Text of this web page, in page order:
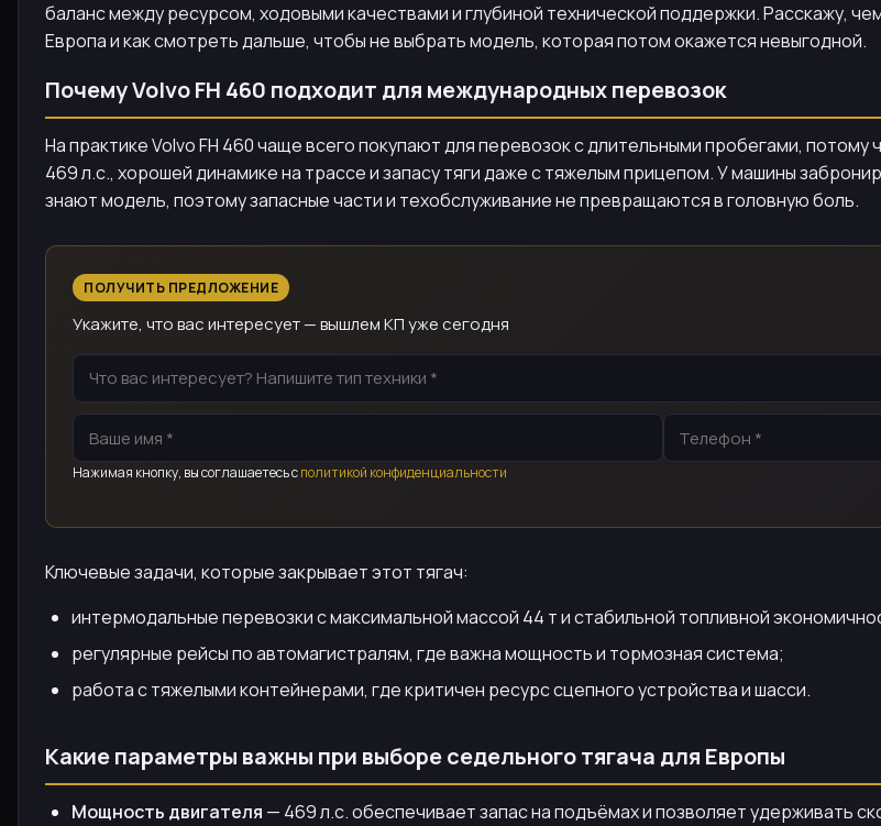
баланс между ресурсом, ходовыми качествами и глубиной технической поддержки. Расскажу,
Европа и как смотреть дальше, чтобы не выбрать модель, которая потом окажется невыгодной.
Почему Volvo FH 460 подходит для международных перевозок
На практике Volvo FH 460 чаще всего покупают для перевозок с длительными пробегами,
469 л.с., хорошей динамике на трассе и запасу тяги даже с тяжелым прицепом. У машины
знают модель, поэтому запасные части и техобслуживание не превращаются в головную боль.
ПОЛУЧИТЬ ПРЕДЛОЖЕНИЕ
Укажите, что вас интересует — вышлем КП уже сегодня
Нажимая кнопку, вы соглашаетесь сполитикой конфиденциальности
Ключевые задачи, которые закрывает этот тягач:
интермодальные перевозки с максимальной массой 44 т и стабильной топливной
регулярные рейсы по автомагистралям, где важна мощность и тормозная система;
работа с тяжелыми контейнерами, где критичен ресурс сцепного устройства и шасси.
Какие параметры важны при выборе седельного тягача для Европы
Мощность двигателя — 469 л.с. обеспечивает запас на подъёмах и позволяет удерживать